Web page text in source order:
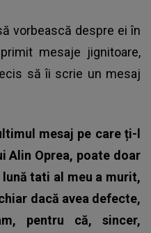
vorbească despre ei în
mesaje jignitoare,
să îi scrie un mesaj
mesaj pe care ți-l
Alin Oprea, poate doar
tati al meu a murit,
dacă avea defecte,
pentru că, sincer,